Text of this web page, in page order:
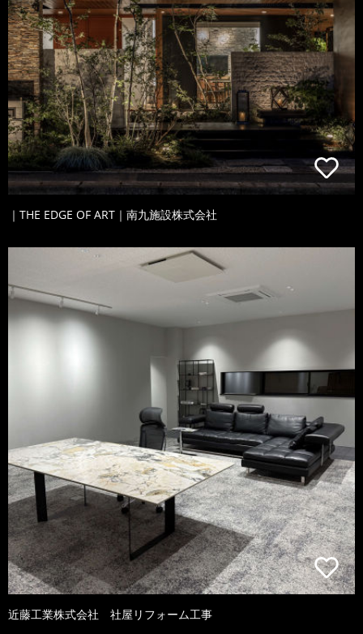
｜THE EDGE OF ART｜南九施設株式会社
近藤工業株式会社 社屋リフォーム工事